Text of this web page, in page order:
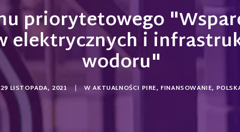
priorytetowego
elektrycznych i
wodoru"
29 LISTOPADA, 2021 | WAKTUALNOŚCI PIRE, FINANSOWANIE,